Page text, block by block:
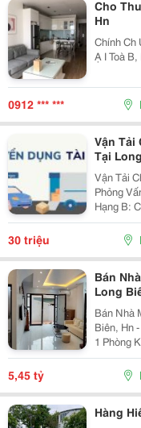
Cho
Hn
Chính Ch
Ạ I Toà
0912 *** ***
Vận Tải
Tại
Vận Tải
Phỏng Vấn
Hạng B:
Thu Nhập
Hạng
30 triệu
Bán
Long
Bán Nhà
Biên, Hn - Diện Tích 30 M2 Có 3 Phòng Ngủ, 3 Vệ Sinh,
1 Phòng
Gồm 4
Máy
5,45 tỷ
Hàng